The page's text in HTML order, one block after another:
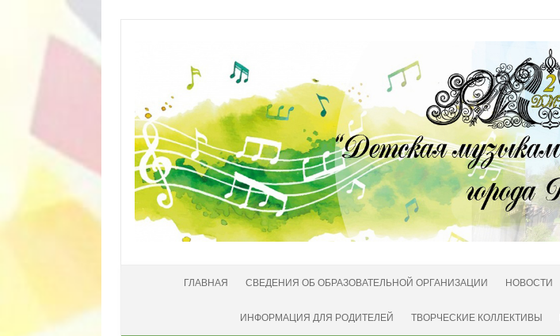
ГЛАВНАЯ СВЕДЕНИЯ ОБ ОБРАЗОВАТЕЛЬНОЙ ОРГАНИЗАЦИИ НОВОСТИ
ИНФОРМАЦИЯ ДЛЯ РОДИТЕЛЕЙ ТВОРЧЕСКИЕ КОЛЛЕКТИВЫ